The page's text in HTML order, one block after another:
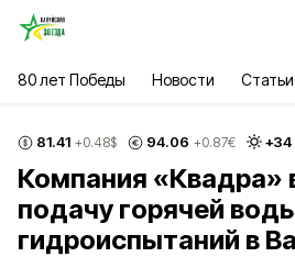
80 лет Победы Новости Статьи
81.41 +0.48$ 94.06 +0.87€ +34
Компания «Квадра»
подачу горячей
гидроиспытаний в